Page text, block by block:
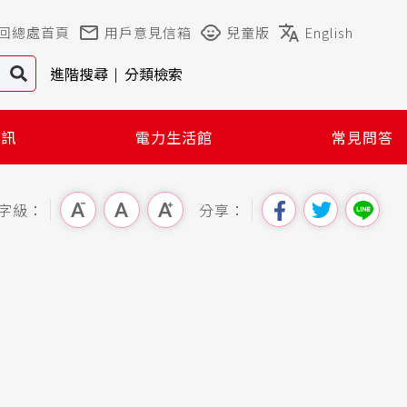
總處首頁 用戶意見信箱 兒童版 English
進階搜尋 分類檢索
電力生活館 常見問答
級： 分享：